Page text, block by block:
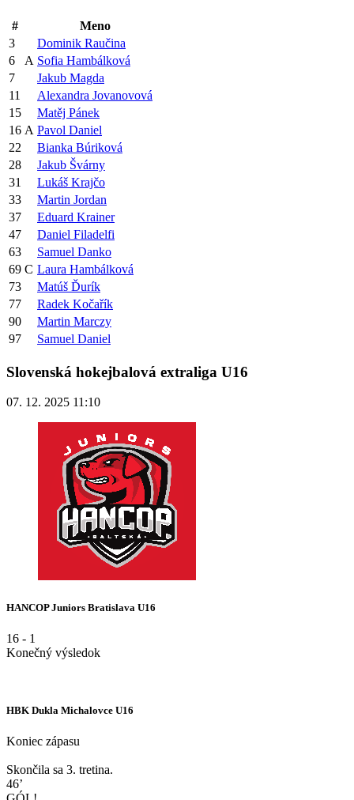
#
Meno
3
Dominik Raučina
6
A Sofia Hambálková
7
Jakub Magda
11
Alexandra Jovanovová
15
Matěj Pánek
16 A Pavol Daniel
22
Bianka Búriková
28
Jakub Švárny
31
Lukáš Krajčo
33
Martin Jordan
37
Eduard Krainer
47
Daniel Filadelfi
63
Samuel Danko
69 C Laura Hambálková
73
Matúš Ďurík
77
Radek Kočařík
90
Martin Marczy
97
Samuel Daniel
Slovenská hokejbalová extraliga U16
07. 12. 2025 11:10
HANCOP Juniors Bratislava U16
16 - 1
Konečný výsledok
HBK Dukla Michalovce U16
Koniec zápasu
Skončila sa 3. tretina.
46’